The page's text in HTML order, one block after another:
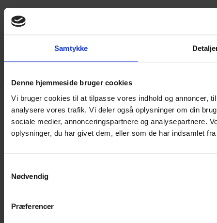
Samtykke
Denne hjemmeside bruger cookies
Vi bruger cookies til at tilpasse vores indhold og annoncer,
analysere vores trafik. Vi deler også oplysninger om din
sociale medier, annonceringspartnere og analysepartnere.
oplysninger, du har givet dem, eller som de har indsamlet
Nødvendig
Præferencer
Yarn Every Wear
Hvis du bøvler med noget eller ønsker ny inspiration, så skriv til
Vestergade 12 6270, Tønder
60 51 96 50
post@yarneverywear.dk
CVR 43041649
Facebook-f Instagram
Handelsbetingelser
Handelsbetingelser